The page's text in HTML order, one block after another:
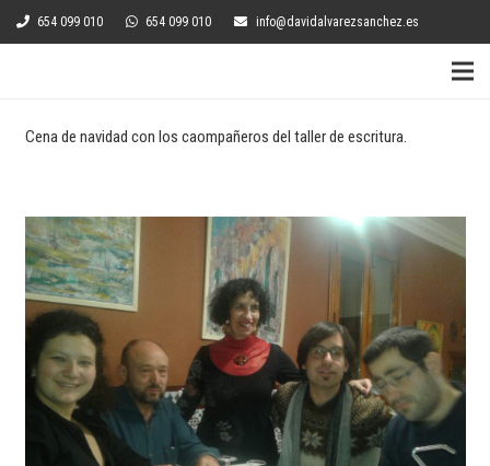
654 099 010 654 099 010 info@davidalvarezsanchez.es
Cena de navidad con los caompañeros del taller de escritura.